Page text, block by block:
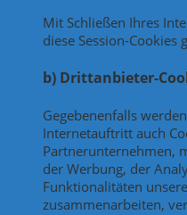
Mit Schließen Ihres
diese Session-Cookies
b) Drittanbieter-
Gegebenenfalls
Internetauftritt auch
Partnerunternehmen,
der Werbung, der
Funktionalitäten
zusammenarbeiten,